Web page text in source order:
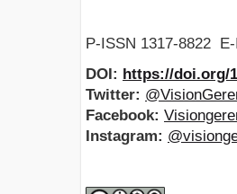
P-ISSN 1317-8822
DOI: https://doi.org/
Twitter:
Facebook:
Instagram: